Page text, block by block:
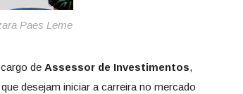
Paes Leme
de Assessor de Investimentos,
desejam iniciar a carreira no mercado